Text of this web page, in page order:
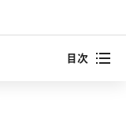
目次